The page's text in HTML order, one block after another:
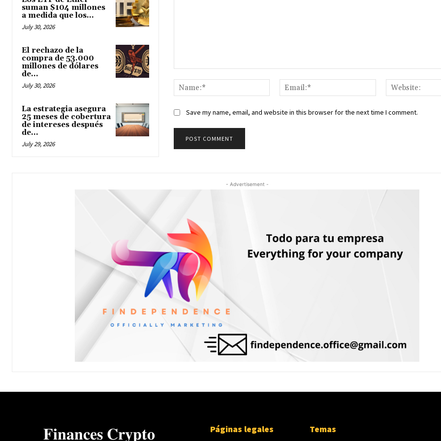
suman $104 millones
a medida que los...
July 30, 2026
El rechazo de la
compra de 53.000
millones de dólares
de...
July 30, 2026
La estrategia asegura
25 meses de cobertura
de intereses después
de...
July 29, 2026
Name:*
Email:*
Save my name, email, and website in this browser for the next time I comment.
- Advertisement -
𝐅𝐢𝐧𝐚𝐧𝐜𝐞𝐬 𝐂𝐫𝐲𝐩𝐭𝐨 Páginas legales Temas